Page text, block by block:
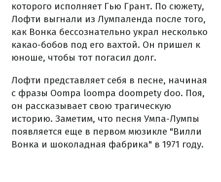
которого исполняет Гью Грант. По сюжету,
Лофти выгнали из Лумпаленда после того,
как Вонка бессознательно украл несколько
какао-бобов под его вахтой. Он пришел к
юноше, чтобы тот погасил долг.
Лофти представляет себя в песне, начиная
с фразы Oompa loompa doompety doo. Поя,
он рассказывает свою трагическую
историю. Заметим, что песня Умпа-Лумпы
появляется еще в первом мюзикле "Вилли
Вонка и шоколадная фабрика" в 1971 году.